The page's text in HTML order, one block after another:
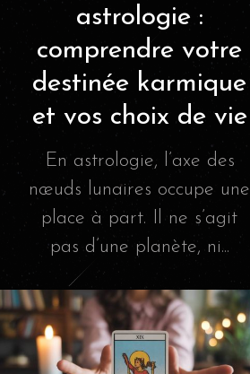
astrologie :
comprendre votre
destinée karmique
et vos choix de vie
En astrologie, l’axe des
nœuds lunaires occupe une
place à part. Il ne s’agit
pas d’une planète, ni...